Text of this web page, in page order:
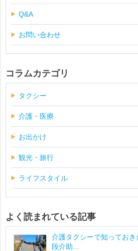
Q&A
お問い合わせ
コラムカテゴリ
タクシー
介護・医療
お出かけ
観光・旅行
ライフスタイル
よく読まれている記事
介護タクシーで知ってお
段介助...